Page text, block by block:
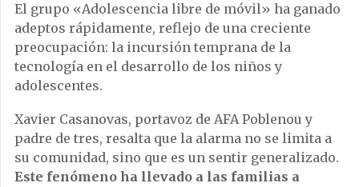
El grupo «Adolescencia libre de móvil» ha ganado
adeptos rápidamente, reflejo de una creciente
preocupación: la incursión temprana de la
tecnología en el desarrollo de los niños y
adolescentes.
Xavier Casanovas, portavoz de AFA Poblenou y
padre de tres, resalta que la alarma no se limita a
su comunidad, sino que es un sentir generalizado.
Este fenómeno ha llevado a las familias a